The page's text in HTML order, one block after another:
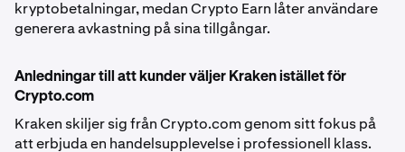
kryptobetalningar, medan Crypto Earn låter användare
generera avkastning på sina tillgångar.
Anledningar till att kunder väljer Kraken istället för
Crypto.com
Kraken skiljer sig från Crypto.com genom sitt fokus på
att erbjuda en handelsupplevelse i professionell klass.